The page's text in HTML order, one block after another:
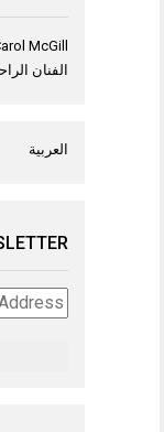
McGill
الفنان
العربية
Email
Address